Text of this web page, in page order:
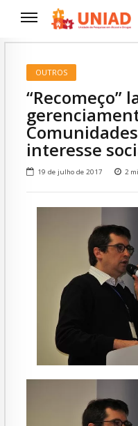
OUTROS
“Recomeço”
interesse
19 de julho de 2017 2